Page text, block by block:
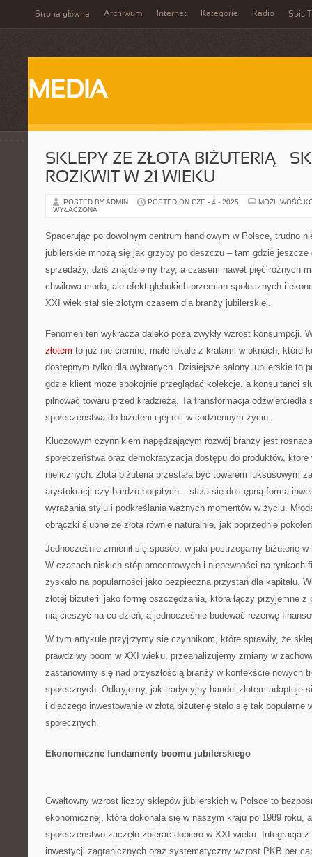
Strona główna Archiwum Internet Kategorie Radio Spis
MEDIA
SKLEPY ZE ZŁOTA BIŻUTERIĄ –
ROZKWIT W 21 WIEKU
POSTED BY ADMIN POSTED ON CZE - 4 - 2025
MOŻLIWOŚĆ
WYŁĄCZONA
Spacerując po dowolnym centrum handlowym w Polsce, trudno
jubilerskie mnożą się jak grzyby po deszczu – tam gdzie jeszcze
sprzedaży, dziś znajdziemy trzy, a czasem nawet pięć różnych
chwilowa moda, ale efekt głębokich przemian społecznych i
XXI wiek stał się złotym czasem dla branży jubilerskiej.
Fenomen ten wykracza daleko poza zwykły wzrost konsumpcji.
złotem to już nie ciemne, małe lokale z kratami w oknach, które
dostępnym tylko dla wybranych. Dzisiejsze salony jubilerskie to
gdzie klient może spokojnie przeglądać kolekcje, a konsultanci
pilnować towaru przed kradzieżą. Ta transformacja
społeczeństwa do biżuterii i jej roli w codziennym życiu.
Kluczowym czynnikiem napędzającym rozwój branży jest
społeczeństwa oraz demokratyzacja dostępu do produktów, które
nielicznych. Złota biżuteria przestała być towarem luksusowym
arystokracji czy bardzo bogatych – stała się dostępną formą
wyrażania stylu i podkreślania ważnych momentów w życiu.
obrączki ślubne ze złota równie naturalnie, jak poprzednie
Jednocześnie zmienił się sposób, w jaki postrzegamy biżuterię
W czasach niskich stóp procentowych i niepewności na rynkach
zyskało na popularności jako bezpieczna przystań dla kapitału.
złotej biżuterii jako formę oszczędzania, która łączy przyjemne
nią cieszyć na co dzień, a jednocześnie budować rezerwę
W tym artykule przyjrzymy się czynnikom, które sprawiły, że
prawdziwy boom w XXI wieku, przeanalizujemy zmiany w
zastanowimy się nad przyszłością branży w kontekście nowych
społecznych. Odkryjemy, jak tradycyjny handel złotem adaptuje
i dlaczego inwestowanie w złotą biżuterię stało się tak popularne
społecznych.
Ekonomiczne fundamenty boomu jubilerskiego
Gwałtowny wzrost liczby sklepów jubilerskich w Polsce to
ekonomicznej, która dokonała się w naszym kraju po 1989 roku,
społeczeństwo zaczęło zbierać dopiero w XXI wieku. Integracja z
inwestycji zagranicznych oraz systematyczny wzrost PKB per